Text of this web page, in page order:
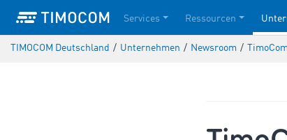
Services Ressourcen
TIMOCOM Deutschland / Unternehmen / Newsroom /